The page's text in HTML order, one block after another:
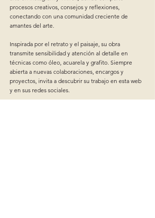
procesos creativos, consejos y reflexiones,
conectando con una comunidad creciente de
amantes del arte.
Inspirada por el retrato y el paisaje, su obra
transmite sensibilidad y atención al detalle en
técnicas como óleo, acuarela y grafito. Siempre
abierta a nuevas colaboraciones, encargos y
proyectos, invita a descubrir su trabajo en esta web
y en sus redes sociales.